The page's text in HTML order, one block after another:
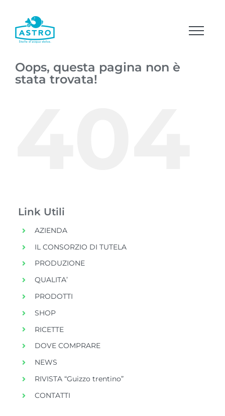
contenuto
Oops, questa pagina non è
stata trovata!
Link Utili
AZIENDA
IL CONSORZIO DI TUTELA
PRODUZIONE
QUALITA’
PRODOTTI
SHOP
RICETTE
DOVE COMPRARE
NEWS
RIVISTA “Guizzo trentino”
CONTATTI